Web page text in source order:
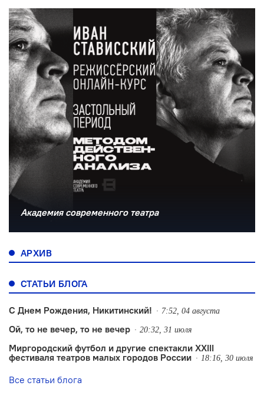
Академия современного театра
АРХИВ
СТАТЬИ БЛОГА
С Днем Рождения, Никитинский! 7:52, 04 августа
Ой, то не вечер, то не вечер 20:32, 31 июля
Миргородский футбол и другие спектакли XXIII
фестиваля театров малых городов России
18:16, 30 июля
Все статьи блога